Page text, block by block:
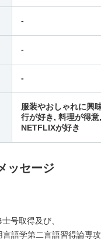
-
-
-
服装やおしゃれに興
行が好き, 料理が得
NETFLIXが好き
-
- -
-
-
- -
ッセージ
号取得及び、
語学第二言語習得論専